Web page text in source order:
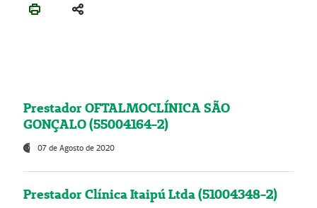
Prestador OFTALMOCLÍNICA SÃO
GONÇALO (55004164-2)
07 de Agosto de 2020
Prestador Clínica Itaipú Ltda (51004348-2)